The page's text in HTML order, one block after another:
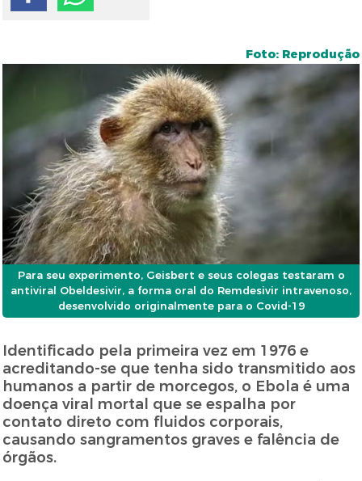
Foto: Reprodução
Para seu experimento, Geisbert e seus colegas testaram o
antiviral Obeldesivir, a forma oral do Remdesivir intravenoso,
desenvolvido originalmente para o Covid-19
Identificado pela primeira vez em 1976 e
acreditando-se que tenha sido transmitido aos
humanos a partir de morcegos, o Ebola é uma
doença viral mortal que se espalha por
contato direto com fluidos corporais,
causando sangramentos graves e falência de
órgãos.